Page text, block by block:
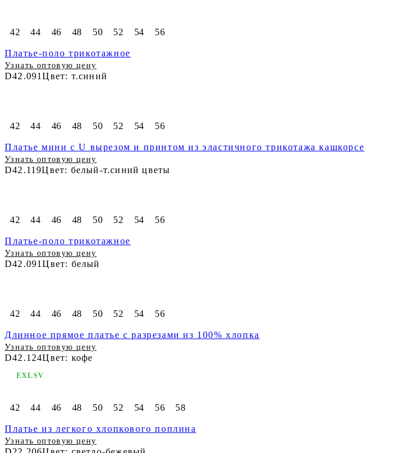
42 44 46 48 50 52 54 56
Платье-поло трикотажное
Узнать оптовую цену
D42.091Цвет: т.синий
42 44 46 48 50 52 54 56
Платье мини с U вырезом и принтом из эластичного трикотажа кашкорсе
Узнать оптовую цену
D42.119Цвет: белый-т.синий цветы
42 44 46 48 50 52 54 56
Платье-поло трикотажное
Узнать оптовую цену
D42.091Цвет: белый
42 44 46 48 50 52 54 56
Длинное прямое платье с разрезами из 100% хлопка
Узнать оптовую цену
D42.124Цвет: кофе
42 44 46 48 50 52 54 56 58
Платье из легкого хлопкового поплина
Узнать оптовую цену
EXLSV